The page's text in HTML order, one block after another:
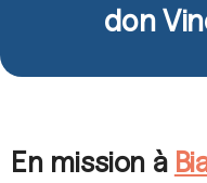
don
En mission à